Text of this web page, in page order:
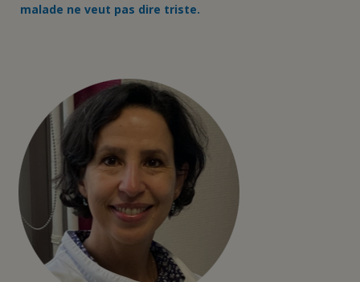
malade ne veut pas dire triste.